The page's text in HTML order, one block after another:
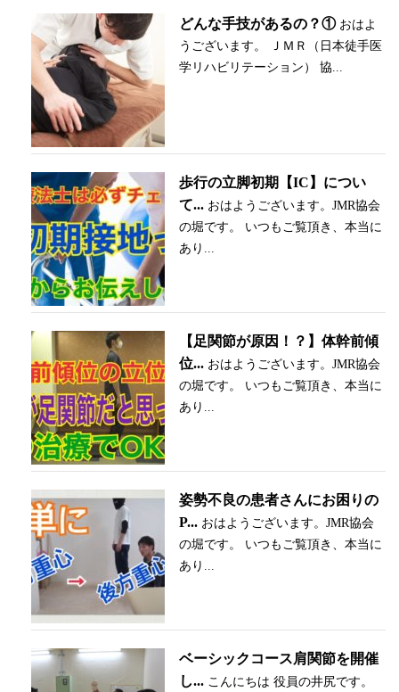
どんな手技があるの？① おはよ
うございます。 ＪＭＲ（日本徒手医
学リハビリテーション） 協...
歩行の立脚初期【IC】につい
て... おはようございます。JMR協会
の堀です。 いつもご覧頂き、本当に
あり...
【足関節が原因！？】体幹前傾
位... おはようございます。JMR協会
の堀です。 いつもご覧頂き、本当に
あり...
姿勢不良の患者さんにお困りの
P... おはようございます。JMR協会
の堀です。 いつもご覧頂き、本当に
あり...
ベーシックコース肩関節を開催
し... こんにちは 役員の井尻です。